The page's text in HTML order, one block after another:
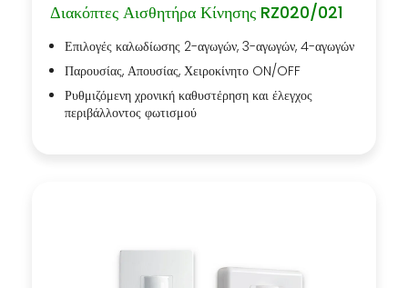
Διακόπτες Αισθητήρα Κίνησης RZ020/021
Επιλογές καλωδίωσης 2-αγωγών, 3-αγωγών, 4-αγωγών
Παρουσίας, Απουσίας, Χειροκίνητο ON/OFF
Ρυθμιζόμενη χρονική καθυστέρηση και έλεγχος
περιβάλλοντος φωτισμού